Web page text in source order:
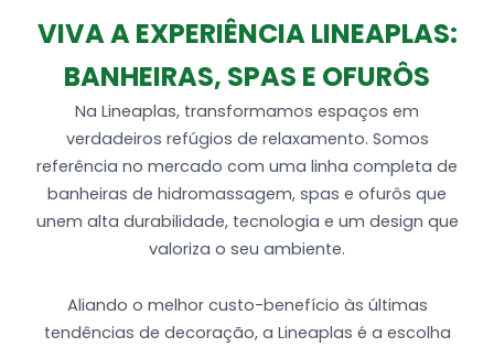
vidro (Espessura de 4,5 a 5mm)
VIVA A EXPERIÊNCIA LINEAPLAS:
BANHEIRAS, SPAS E OFURÔS
Na Lineaplas, transformamos espaços em
verdadeiros refúgios de relaxamento. Somos
referência no mercado com uma linha completa de
banheiras de hidromassagem, spas e ofurôs que
unem alta durabilidade, tecnologia e um design que
valoriza o seu ambiente.
Aliando o melhor custo-benefício às últimas
tendências de decoração, a Lineaplas é a escolha